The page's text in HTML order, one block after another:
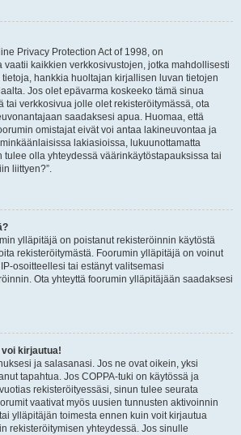
Privacy Protection Act of 1998, on
kaikkien verkkosivustojen, jotka mahdollisesti
hankkia huoltajan kirjallisen luvan tietojen
Jos olet epävarma koskeeko tämä sinua
tai verkkosivua jolle olet rekisteröitymässä, ota
saadaksesi apua. Huomaa, että
omistajat eivät voi antaa lakineuvontaa ja
lakiasioissa, lukuunottamatta
tulee olla yhteydessä väärinkäytöstapauksissa tai
liittyen?”.
ylläpitäjä on poistanut rekisteröinnin käytöstä
rekisteröitymästä. Foorumin ylläpitäjä on voinut
osoitteellesi tai estänyt valitsemasi
Ota yhteyttä foorumin ylläpitäjään saadaksesi
kirjautua!
ja salasanasi. Jos ne ovat oikein, yksi
tapahtua. Jos COPPA-tuki on käytössä ja
rekisteröityessäsi, sinun tulee seurata
vaativat myös uusien tunnusten aktivoinnin
ylläpitäjän toimesta ennen kuin voit kirjautua
rekisteröitymisen yhteydessä. Jos sinulle